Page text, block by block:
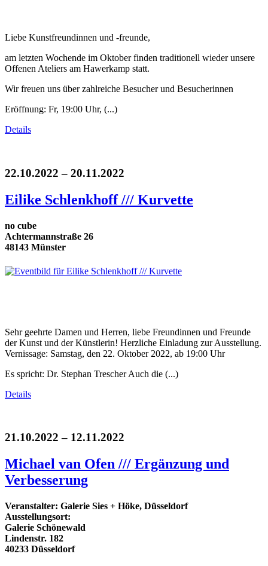
Liebe Kunstfreundinnen und -freunde,
am letzten Wochende im Oktober finden traditionell wieder unsere
Offenen Ateliers am Hawerkamp statt.
Wir freuen uns über zahlreiche Besucher und Besucherinnen
Eröffnung: Fr, 19:00 Uhr, (...)
Details
22.10.2022 – 20.11.2022
Eilike Schlenkhoff /// Kurvette
no cube
Achtermannstraße 26
48143 Münster
Sehr geehrte Damen und Herren, liebe Freundinnen und Freunde
der Kunst und der Künstlerin! Herzliche Einladung zur Ausstellung.
Vernissage: Samstag, den 22. Oktober 2022, ab 19:00 Uhr
Es spricht: Dr. Stephan Trescher Auch die (...)
Details
21.10.2022 – 12.11.2022
Michael van Ofen /// Ergänzung und
Verbesserung
Veranstalter: Galerie Sies + Höke, Düsseldorf
Ausstellungsort:
Galerie Schönewald
Lindenstr. 182
40233 Düsseldorf